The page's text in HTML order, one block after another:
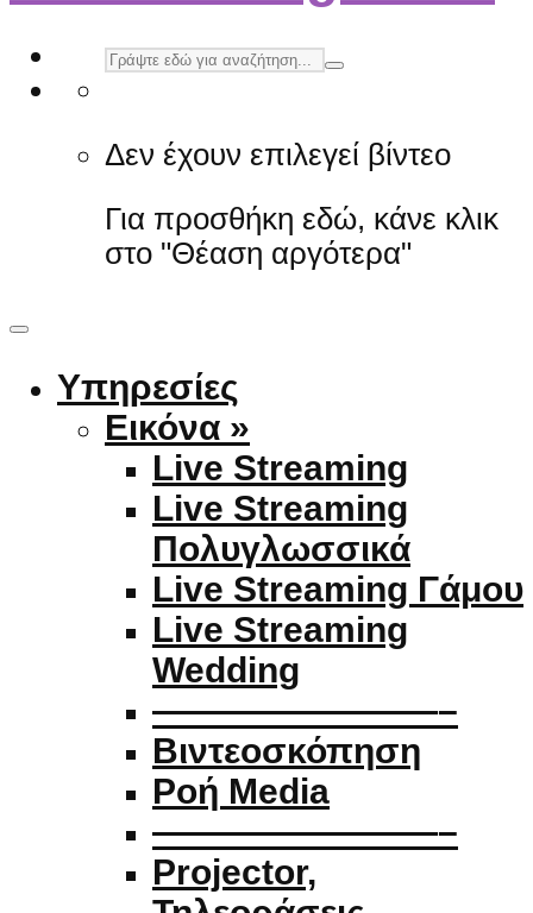
Δεν έχουν επιλεγεί βίντεο
Για προσθήκη εδώ, κάνε κλικ
στο "Θέαση αργότερα"
Υπηρεσίες
Εικόνα »
Live Streaming
Live Streaming
Πολυγλωσσικά
Live Streaming Γάμου
Live Streaming
Wedding
————————–
Βιντεοσκόπηση
Ροή Media
————————–
Projector,